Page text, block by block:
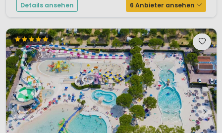
Details ansehen 6 Anbieter ansehen